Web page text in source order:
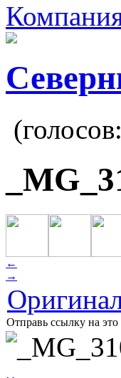
(голосов:
←
→
Отправь ссылку на